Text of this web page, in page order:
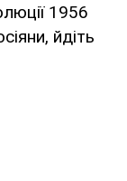
1956
йдіть